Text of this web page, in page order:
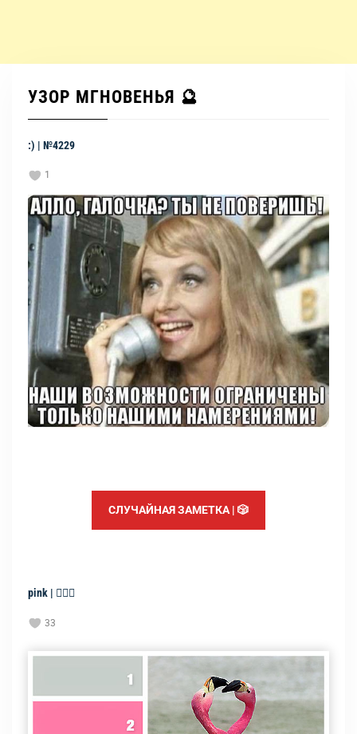
УЗОР МГНОВЕНЬЯ 🔮
:) | №4229
1
СЛУЧАЙНАЯ ЗАМЕТКА | 🎲
pink | 🧘🏻‍♀️
33